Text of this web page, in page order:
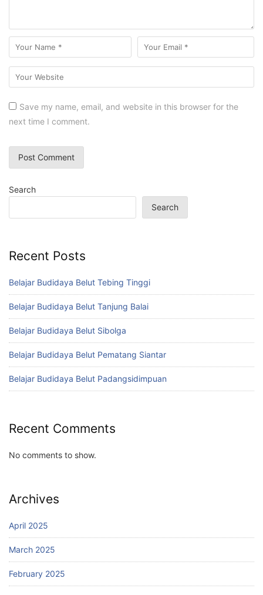
Save my name, email, and website in this browser for the
next time I comment.
Search
Search
Recent Posts
Belajar Budidaya Belut Tebing Tinggi
Belajar Budidaya Belut Tanjung Balai
Belajar Budidaya Belut Sibolga
Belajar Budidaya Belut Pematang Siantar
Belajar Budidaya Belut Padangsidimpuan
Recent Comments
No comments to show.
Archives
April 2025
March 2025
February 2025